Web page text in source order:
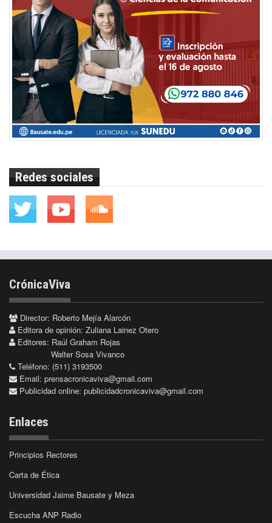
Redes sociales
CrónicaViva
Director: Roberto Mejía Alarcón
Editora de opinión: Zuliana Lainez Otero
Editores: Raúl Graham Rojas
Walter Sosa Vivanco
Teléfono: (511) 3193500
Email: prensacronicaviva@gmail.com
Publicidad online: publicidadcronicaviva@gmail.com
Enlaces
Principios Rectores
Carta de Ética
Universidad Jaime Bausate y Meza
Escucha ANP Radio